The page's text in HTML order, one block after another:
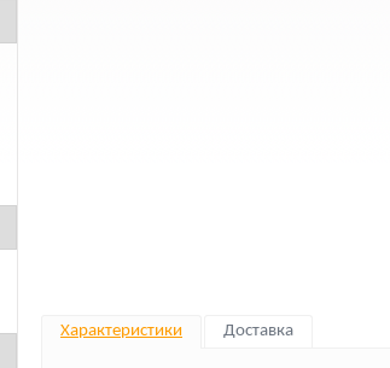
Характеристики Доставка